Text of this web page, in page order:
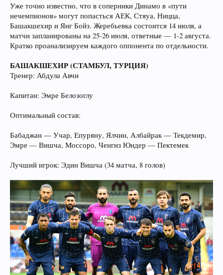
Уже точно известно, что в соперники Динамо в «пути
нечемпионов» могут попасться АЕК, Стяуа, Ницца,
Башакшехир и Янг Бойз. Жеребьевка состоится 14 июля, а
матчи запланированы на 25-26 июля, ответные — 1-2 августа.
Кратко проанализируем каждого оппонента по отдельности.
БАШАКШЕХИР (СТАМБУЛ, ТУРЦИЯ)
Тренер: Абдула Авчи
Капитан: Эмре Белозоглу
Оптимальный состав:
Бабаджан — Учар, Епуряну, Ялчин, Албайрак — Текдемир,
Эмре — Вишча, Моссоро, Ченгиз Юндер — Пектемек
Лучший игрок: Эдин Вишча (34 матча, 8 голов)